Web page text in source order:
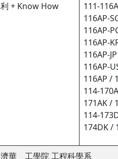
+ Know How
111-
116AP-
116AP-
116AP-
116AP-
116AP-
116AP /
114-
171AK /
114-
174DK /
華 工學院 工程科學系